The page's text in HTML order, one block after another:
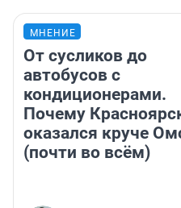
МНЕНИЕ
От сусликов до
автобусов с
кондиционерами.
Почему
оказался круче
(почти во всём)